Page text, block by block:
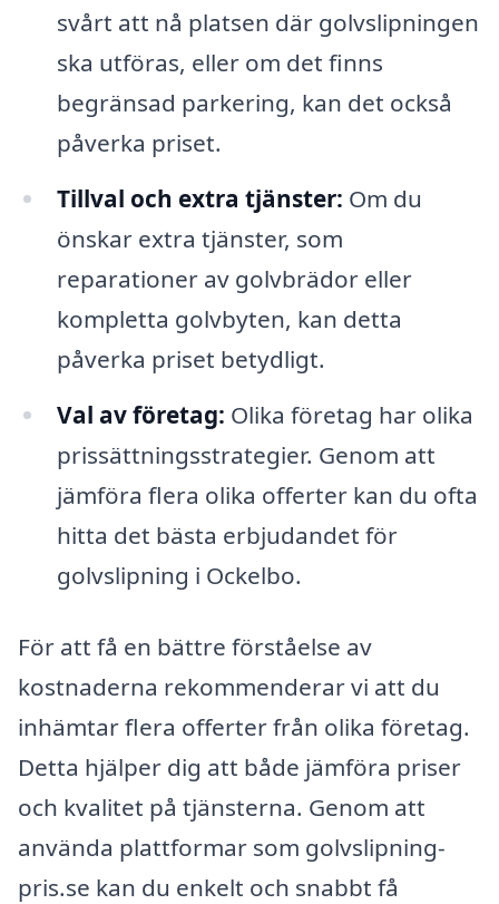
svårt att nå platsen där golvslipningen
ska utföras, eller om det finns
begränsad parkering, kan det också
påverka priset.
Tillval och extra tjänster: Om du
önskar extra tjänster, som
reparationer av golvbrädor eller
kompletta golvbyten, kan detta
påverka priset betydligt.
Val av företag: Olika företag har olika
prissättningsstrategier. Genom att
jämföra flera olika offerter kan du ofta
hitta det bästa erbjudandet för
golvslipning i Ockelbo.
För att få en bättre förståelse av
kostnaderna rekommenderar vi att du
inhämtar flera offerter från olika företag.
Detta hjälper dig att både jämföra priser
och kvalitet på tjänsterna. Genom att
använda plattformar som golvslipning-
pris.se kan du enkelt och snabbt få